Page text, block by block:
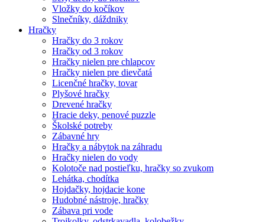
Vložky do kočíkov
Slnečníky, dáždniky
Hračky
Hračky do 3 rokov
Hračky od 3 rokov
Hračky nielen pre chlapcov
Hračky nielen pre dievčatá
Licenčné hračky, tovar
Plyšové hračky
Drevené hračky
Hracie deky, penové puzzle
Školské potreby
Zábavné hry
Hračky a nábytok na záhradu
Hračky nielen do vody
Kolotoče nad postieľku, hračky so zvukom
Lehátka, chodítka
Hojdačky, hojdacie kone
Hudobné nástroje, hračky
Zábava pri vode